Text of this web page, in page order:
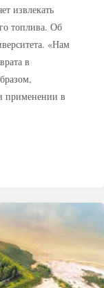
извлекать
топлива. Об
«Нам
в
применении в